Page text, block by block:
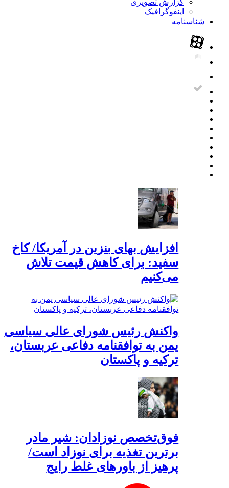
گزارش تصویری
اینفوگرافیک
شناسنامه
افزایش بهای بنزین در آمریکا/ کاخ
سفید: برای کاهش قیمت تلاش
می‌کنیم
واکنش رئیس شورای عالی سیاسی
یمن به توافقنامه دفاعی عربستان،
ترکیه و پاکستان
فوق‌تخصص نوزادان: شیر مادر
برترین تغذیه برای نوزاد است/
پرهیز از باورهای غلط رایج